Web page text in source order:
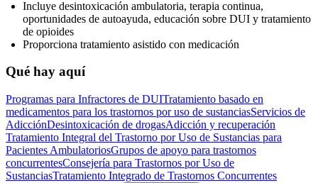
Incluye desintoxicación ambulatoria, terapia continua,
oportunidades de autoayuda, educación sobre DUI y tratamiento
de opioides
Proporciona tratamiento asistido con medicación
Qué hay aquí
Programas para Infractores de DUITratamiento basado en
medicamentos para los trastornos por uso de sustanciasServicios de
AdicciónDesintoxicación de drogasAdicción y recuperación
Tratamiento Integral del Trastorno por Uso de Sustancias para
Pacientes AmbulatoriosGrupos de apoyo para trastornos
concurrentesConsejería para Trastornos por Uso de
SustanciasTratamiento Integrado de Trastornos Concurrentes